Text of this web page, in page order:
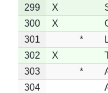
299
X
300
X
301
*
302
X
303
*
304